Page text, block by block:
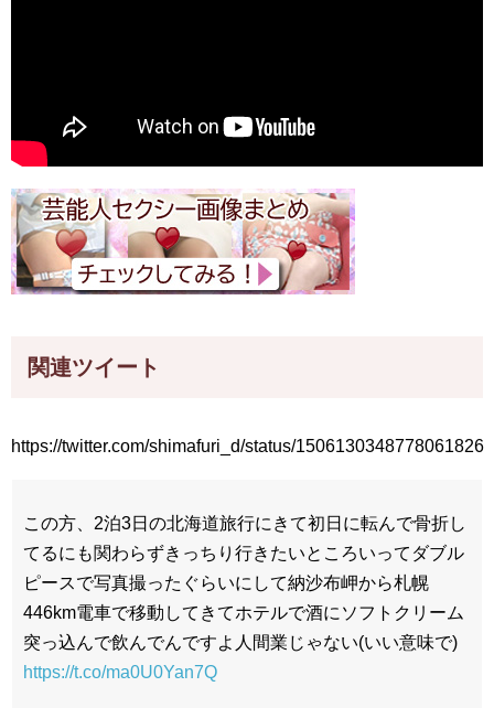
関連ツイート
https://twitter.com/shimafuri_d/status/1506130348778061826
この方、2泊3日の北海道旅行にきて初日に転んで骨折し
てるにも関わらずきっちり行きたいところいってダブル
ピースで写真撮ったぐらいにして納沙布岬から札幌
446km電車で移動してきてホテルで酒にソフトクリーム
突っ込んで飲んでんですよ人間業じゃない(いい意味で)
https://t.co/ma0U0Yan7Q